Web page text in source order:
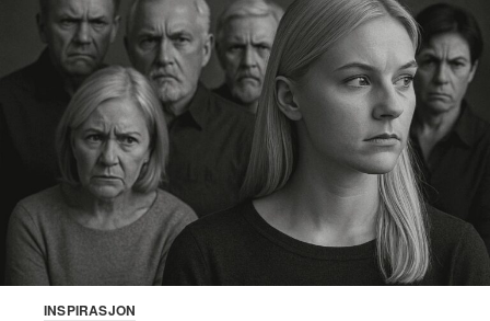
INSPIRASJON